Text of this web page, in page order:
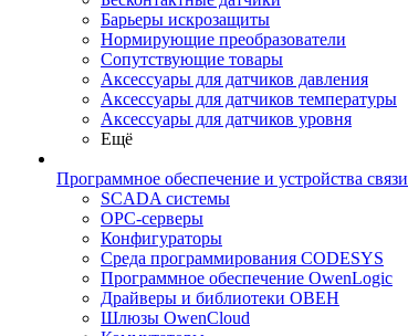
Барьеры искрозащиты
Нормирующие преобразователи
Сопутствующие товары
Аксессуары для датчиков давления
Аксессуары для датчиков температуры
Аксессуары для датчиков уровня
Ещё
Программное обеспечение и устройства связи
SCADA системы
OPC-серверы
Конфигураторы
Среда программирования CODESYS
Программное обеспечение OwenLogic
Драйверы и библиотеки ОВЕН
Шлюзы OwenCloud